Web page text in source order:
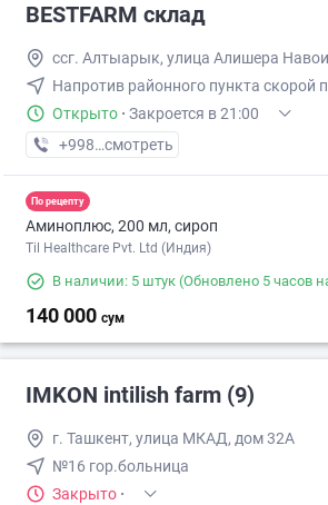
BESTFARM склад
ссг. Алтыарык, улица Алишера
Напротив районного пункта скорой
Открыто · Закроется в 21:00
+998 (91) XXX-XX-XX
смотреть
По рецепту
Аминоплюс, 200 мл, сироп
Til Healthcare Pvt. Ltd (Индия)
В наличии: 5 штук (Обновлено 5 часов
140 000 сум
IMKON intilish farm (9)
г. Ташкент, улица МКАД, дом 32А
№16 гор.больница
Закрыто ·